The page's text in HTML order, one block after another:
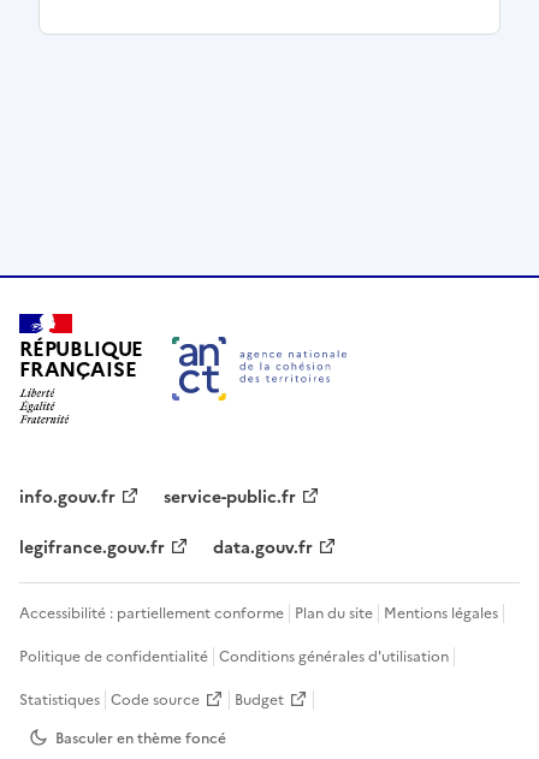
RÉPUBLIQUE
FRANÇAISE
info.gouv.fr
service-public.fr
legifrance.gouv.fr
data.gouv.fr
Accessibilité : partiellement conforme Plan du site Mentions légales
Politique de confidentialité Conditions générales d'utilisation
Statistiques Code source
Budget
Basculer en thèmefoncé